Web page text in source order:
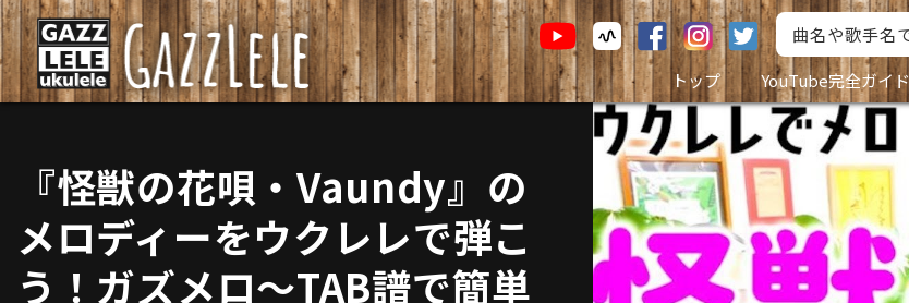
トップ
YouTube完全ガイド
『怪獣の花唄・Vaundy』の
メロディーをウクレレで弾こ
う！ガズメロ〜TAB譜で簡単